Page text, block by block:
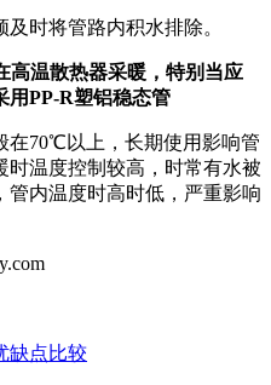
时将管路内积水排除。
高温散热器采暖，特别当应
用PP-R塑铝稳态管
在70℃以上，长期使用影响管
温度控制较高，时常有水被
内温度时高时低，严重影响
缺点比较